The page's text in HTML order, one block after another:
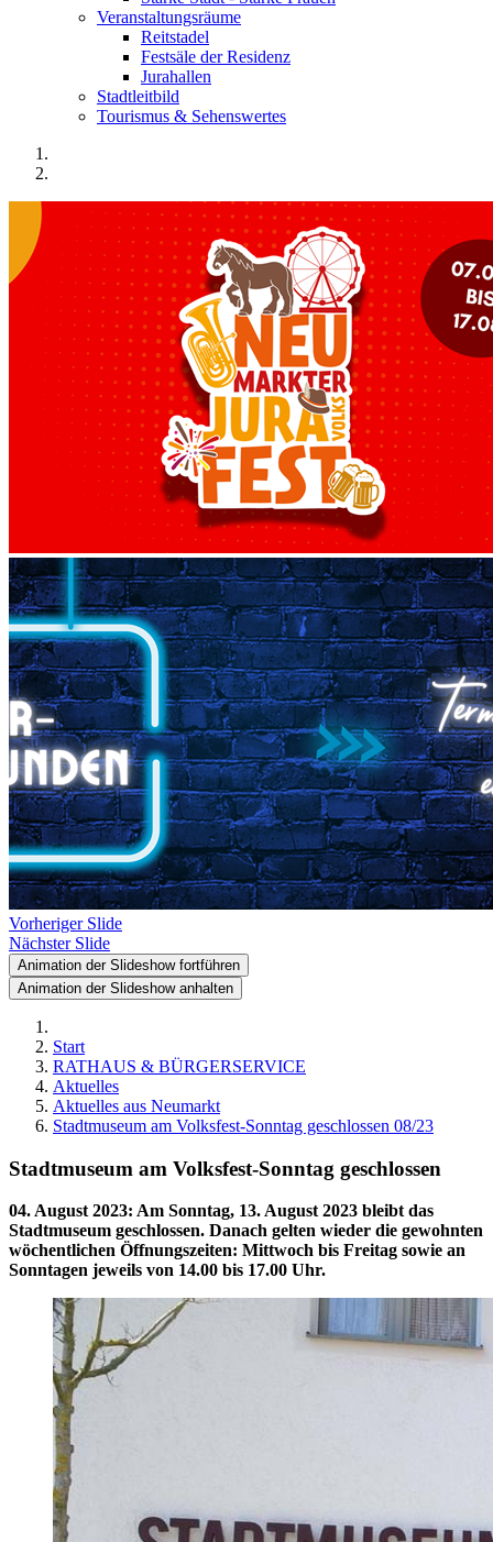
Veranstaltungsräume
Reitstadel
Festsäle der Residenz
Jurahallen
Stadtleitbild
Tourismus & Sehenswertes
Vorheriger Slide
Nächster Slide
Animation der Slideshow fortführen
Animation der Slideshow anhalten
Start
RATHAUS & BÜRGERSERVICE
Aktuelles
Aktuelles aus Neumarkt
Stadtmuseum am Volksfest-Sonntag geschlossen 08/23
Stadtmuseum am Volksfest-Sonntag geschlossen
04. August 2023: Am Sonntag, 13. August 2023 bleibt das
Stadtmuseum geschlossen. Danach gelten wieder die gewohnten
wöchentlichen Öffnungszeiten: Mittwoch bis Freitag sowie an
Sonntagen jeweils von 14.00 bis 17.00 Uhr.